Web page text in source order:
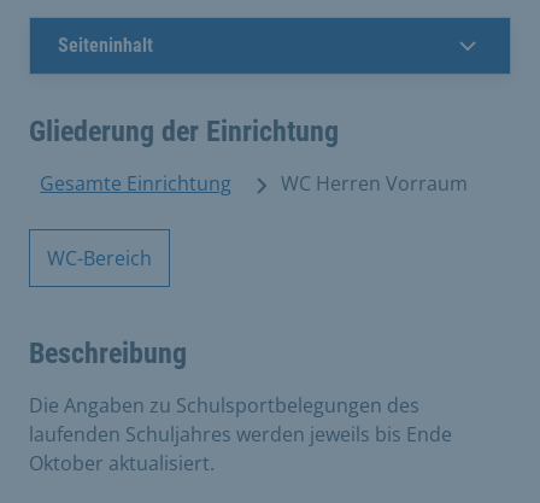
Seiteninhalt
Gliederung der Einrichtung
Gesamte Einrichtung WC Herren Vorraum
WC-Bereich
Beschreibung
Die Angaben zu Schulsportbelegungen des
laufenden Schuljahres werden jeweils bis Ende
Oktober aktualisiert.